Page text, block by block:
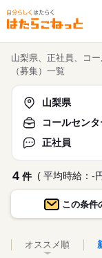
山梨県、正社員、コ
（募集）一覧
山梨県
コールセン
正社員
4 件 ( 平均時給：-
この条件
オススメ順